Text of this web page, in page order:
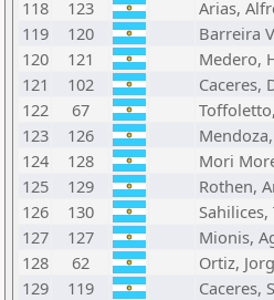
118
123 Arias,
119
120 Barreira
120
121 Medero,
121
102 Caceres,
122
67
123
126
124
128 Mori
125
129 Rothen,
126
130 Sahilices,
127
127 Mionis,
128
62 Ortiz,
129
119 Caceres,